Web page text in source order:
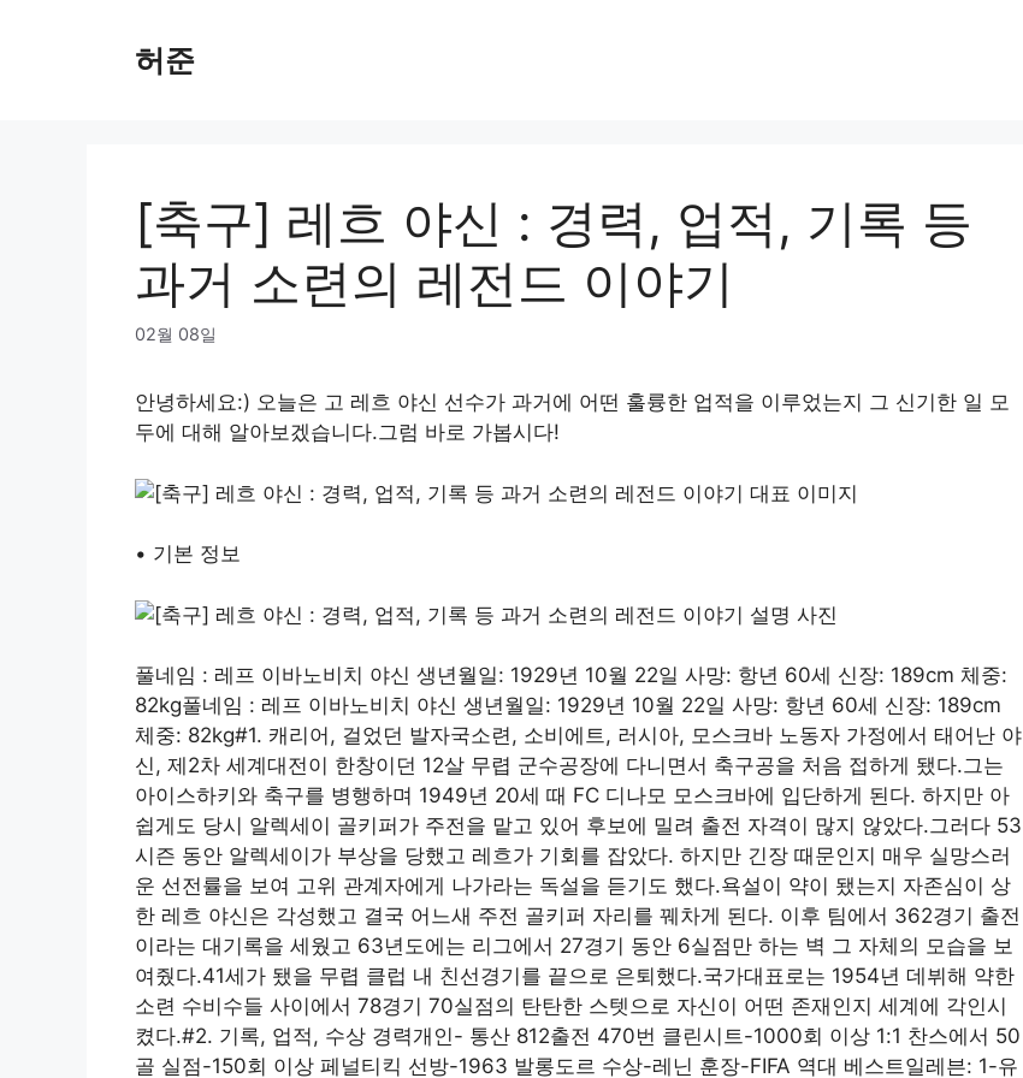
허준
[축구] 레흐 야신 : 경력, 업적, 기록 등
과거 소련의 레전드 이야기
02월 08일
안녕하세요:) 오늘은 고 레흐 야신 선수가 과거에 어떤 훌륭한 업적을 이루었는지 그 신기한 일 모
두에 대해 알아보겠습니다.그럼 바로 가봅시다!
• 기본 정보
풀네임 : 레프 이바노비치 야신 생년월일: 1929년 10월 22일 사망: 항년 60세 신장: 189cm 체중:
82kg풀네임 : 레프 이바노비치 야신 생년월일: 1929년 10월 22일 사망: 항년 60세 신장: 189cm
체중: 82kg#1. 캐리어, 걸었던 발자국소련, 소비에트, 러시아, 모스크바 노동자 가정에서 태어난 야
신, 제2차 세계대전이 한창이던 12살 무렵 군수공장에 다니면서 축구공을 처음 접하게 됐다.그는
아이스하키와 축구를 병행하며 1949년 20세 때 FC 디나모 모스크바에 입단하게 된다. 하지만 아
쉽게도 당시 알렉세이 골키퍼가 주전을 맡고 있어 후보에 밀려 출전 자격이 많지 않았다.그러다 53
시즌 동안 알렉세이가 부상을 당했고 레흐가 기회를 잡았다. 하지만 긴장 때문인지 매우 실망스러
운 선전률을 보여 고위 관계자에게 나가라는 독설을 듣기도 했다.욕설이 약이 됐는지 자존심이 상
한 레흐 야신은 각성했고 결국 어느새 주전 골키퍼 자리를 꿰차게 된다. 이후 팀에서 362경기 출전
이라는 대기록을 세웠고 63년도에는 리그에서 27경기 동안 6실점만 하는 벽 그 자체의 모습을 보
여줬다.41세가 됐을 무렵 클럽 내 친선경기를 끝으로 은퇴했다.국가대표로는 1954년 데뷔해 약한
소련 수비수들 사이에서 78경기 70실점의 탄탄한 스텟으로 자신이 어떤 존재인지 세계에 각인시
켰다.#2. 기록, 업적, 수상 경력개인- 통산 812출전 470번 클린시트-1000회 이상 1:1 찬스에서 50
골 실점-150회 이상 페널티킥 선방-1963 발롱도르 수상-레닌 훈장-FIFA 역대 베스트일레븐: 1-유